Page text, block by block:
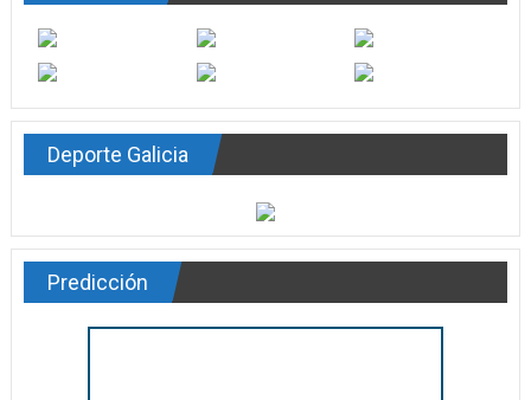
Deporte Galicia
Predicción